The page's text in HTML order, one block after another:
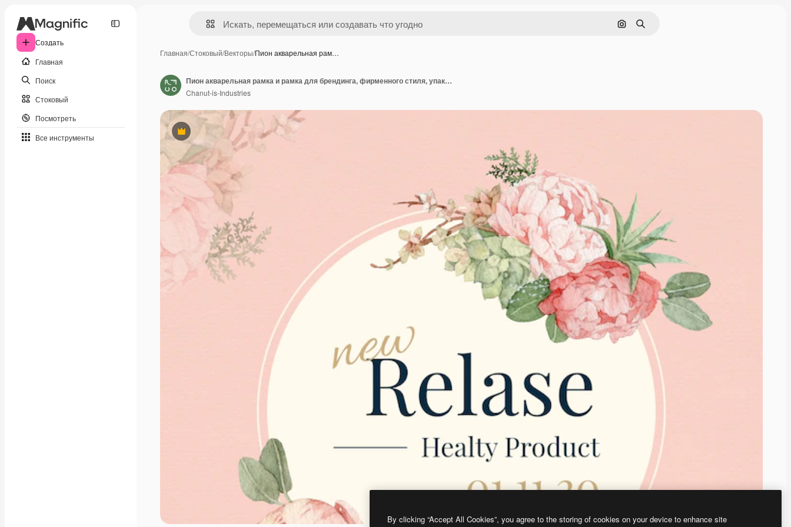
Создать
Главная
Поиск
Стоковый
Посмотреть
Все инструменты
Поиск по изображению
Поиск
Главная/Стоковый/Векторы/Пион акварельная рам…
Премиум
Пион акварельная рамка и рамка для брендинга, фирменного стиля, упаковки и продукта.
Chanut-is-Industries
By clicking “Accept All Cookies”, you agree to the storing of cookies on your device to enhance site